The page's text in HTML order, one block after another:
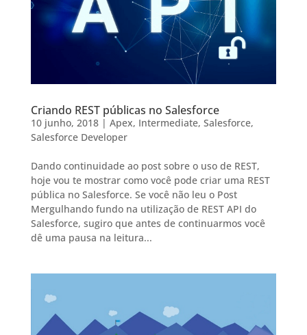
Criando REST públicas no Salesforce
10 junho, 2018| Apex, Intermediate, Salesforce,
Salesforce Developer
Dando continuidade ao post sobre o uso de REST,
hoje vou te mostrar como você pode criar uma REST
pública no Salesforce. Se você não leu o Post
Mergulhando fundo na utilização de REST API do
Salesforce, sugiro que antes de continuarmos você
dê uma pausa na leitura...